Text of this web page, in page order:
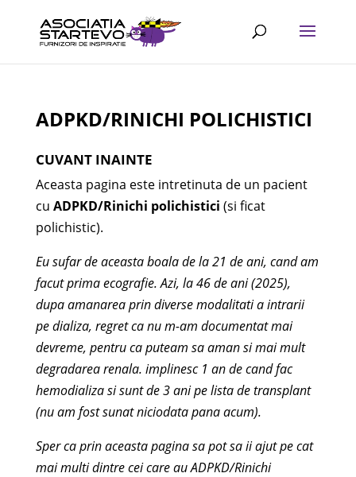
ADPKD/RINICHI POLICHISTICI
CUVANT INAINTE
Aceasta pagina este intretinuta de un pacient
cu ADPKD/Rinichi polichistici (si ficat
polichistic).
Eu sufar de aceasta boala de la 21 de ani, cand am
facut prima ecografie. Azi, la 46 de ani (2025),
dupa amanarea prin diverse modalitati a intrarii
pe dializa, regret ca nu m-am documentat mai
devreme, pentru ca puteam sa aman si mai mult
degradarea renala. implinesc 1 an de cand fac
hemodializa si sunt de 3 ani pe lista de transplant
(nu am fost sunat niciodata pana acum).
Sper ca prin aceasta pagina sa pot sa ii ajut pe cat
mai multi dintre cei care au ADPKD/Rinichi